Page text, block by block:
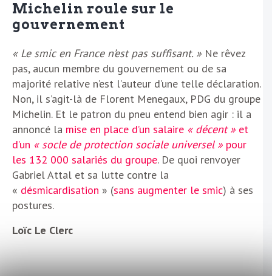
Michelin roule sur le
gouvernement
« Le smic en France n’est pas suffisant. » Ne rêvez
pas, aucun membre du gouvernement ou de sa
majorité relative n’est l’auteur d’une telle déclaration.
Non, il s’agit-là de Florent Menegaux, PDG du groupe
Michelin. Et le patron du pneu entend bien agir : il a
annoncé la mise en place d’un salaire « décent » et
d’un « socle de protection sociale universel » pour
les 132 000 salariés du groupe. De quoi renvoyer
Gabriel Attal et sa lutte contre la
« désmicardisation » (sans augmenter le smic) à ses
postures.
Loïc Le Clerc